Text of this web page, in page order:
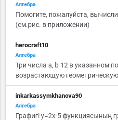
Алгебра
Помогите, пожалуйста,
(см.рис. в приложении)
herocraft10
Алгебра
Три числа a, b 12 в указанном
возрастающую
inkarkassymkhanova90
Алгебра
Графигі y=2x-5 функциясының